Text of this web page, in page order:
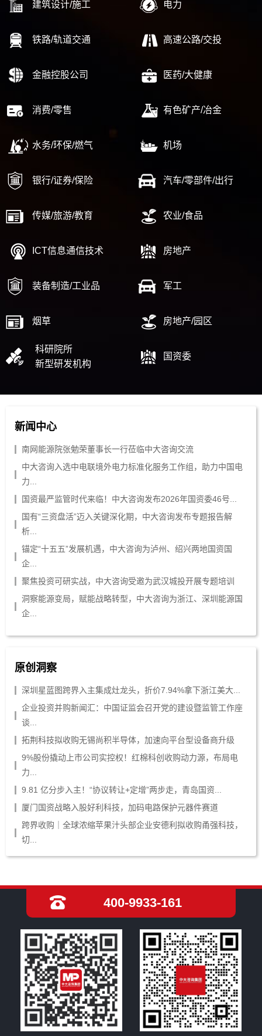
建筑设计/施工 电力
铁路/轨道交通 高速公路/交投
金融控股公司 医药/大健康
消费/零售 有色矿产/冶金
水务/环保/燃气 机场
银行/证券/保险 汽车/零部件/出行
传媒/旅游/教育 农业/食品
ICT信息通信技术 房地产
装备制造/工业品 军工
烟草 房地产/园区
科研院所
新型研发机构
国资委
新闻中心
南网能源院张勉荣董事长一行莅临中大咨询交流
中大咨询入选中电联境外电力标准化服务工作组，助力中国电
力...
国资最严监管时代来临！中大咨询发布2026年国资委46号...
国有“三资盘活”迈入关键深化期，中大咨询发布专题报告解
析...
锚定“十五五”发展机遇，中大咨询为泸州、绍兴两地国资国
企...
聚焦投资可研实战，中大咨询受邀为武汉城投开展专题培训
洞察能源变局，赋能战略转型，中大咨询为浙江、深圳能源国
企...
原创洞察
深圳星蓝图跨界入主集成灶龙头，折价7.94%拿下浙江美大...
企业投资并购新闻汇：中国证监会召开党的建设暨监管工作座
谈...
拓荆科技拟收购无锡尚积半导体，加速向平台型设备商升级
9%股份撬动上市公司实控权！红棉科创收购动力源，布局电
力...
9.81 亿分步入主！“协议转让+定增”两步走，青岛国资...
厦门国资战略入股好利科技，加码电路保护元器件赛道
跨界收购｜全球浓缩苹果汁头部企业安德利拟收购甬强科技，
切...
400-9933-161